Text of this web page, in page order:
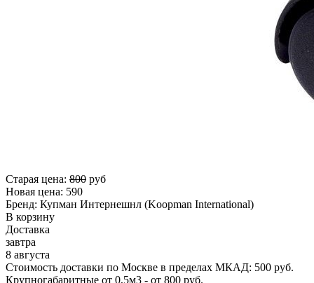
Старая цена: 800 руб
Новая цена: 590
Бренд: Купман Интернешнл (Koopman International)
В корзину
Доставка
завтра
8 августа
Стоимость доставки по Москве в пределах МКАД: 500 руб.
Крупногабаритные от 0,5м3 - от 800 руб.